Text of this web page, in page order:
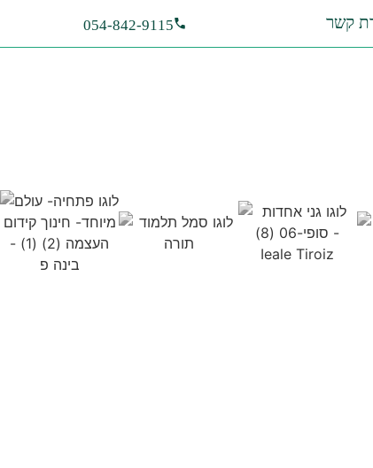
קשר 054-842-9115